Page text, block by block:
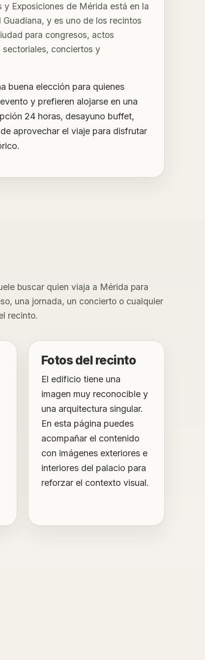
y Exposiciones de Mérida está en la
y es uno de los recintos
para congresos, actos
conciertos y
buena elección para quienes
y prefieren alojarse en una
24 horas, desayuno buffet,
aprovechar el viaje para disfrutar
buscar quien viaja a Mérida para
una jornada, un concierto o cualquier
recinto.
Fotos del recinto
El edificio tiene una
imagen muy reconocible y
una arquitectura singular.
En esta página puedes
acompañar el contenido
con imágenes exteriores e
interiores del palacio para
reforzar el contexto visual.